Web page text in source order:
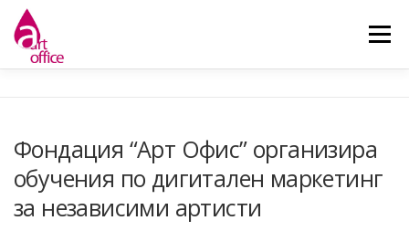
content
Menu
КОНТАКТ
Фондация “Арт Офис” организира
обучения по дигитален маркетинг
за независими артисти